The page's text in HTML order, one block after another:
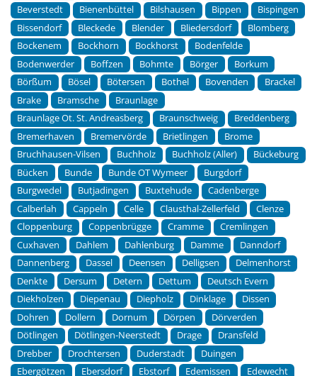
Beverstedt
Bienenbüttel Bilshausen Bippen
Bispingen
Bissendorf
Bleckede Blender Bliedersdorf
Blomberg
Bockenem
Bockhorn Bockhorst
Bodenfelde
Bodenwerder
Boffzen Bohmte Börger
Borkum
Börßum
Bösel Bötersen Bothel Bovenden
Brackel
Brake
Bramsche
Braunlage
Braunlage Ot. St. Andreasberg
Braunschweig
Breddenberg
Bremerhaven
Bremervörde Brietlingen
Brome
Bruchhausen-Vilsen
Buchholz Buchholz (Aller)
Bückeburg
Bücken
Bunde Bunde OT Wymeer
Burgdorf
Burgwedel
Butjadingen Buxtehude
Cadenberge
Calberlah
Cappeln Celle Clausthal-Zellerfeld
Clenze
Cloppenburg
Coppenbrügge Cramme
Cremlingen
Cuxhaven
Dahlem Dahlenburg Damme
Danndorf
Dannenberg
Dassel Deensen Delligsen
Delmenhorst
Denkte
Dersum Detern Dettum
Deutsch Evern
Diekholzen
Diepenau Diepholz Dinklage
Dissen
Dohren
Dollern Dornum Dörpen
Dörverden
Dötlingen
Dötlingen-Neerstedt Drage
Dransfeld
Drebber
Drochtersen Duderstadt
Duingen
Ebergötzen
Ebersdorf Ebstorf Edemissen
Edewecht